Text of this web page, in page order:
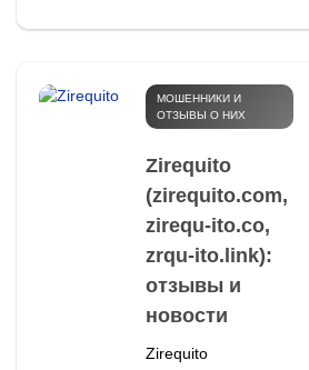
МОШЕННИКИ И
ОТЗЫВЫ О НИХ
Zirequito
(zirequito.com,
zirequ-ito.co,
zrqu-ito.link):
отзывы и
новости
Zirequito